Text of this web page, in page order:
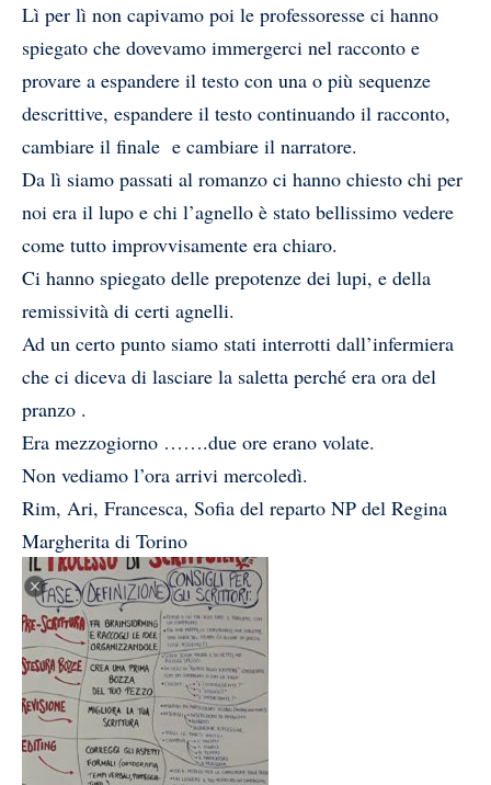
Lì per lì non capivamo poi le professoresse ci hanno
spiegato che dovevamo immergerci nel racconto e
provare a espandere il testo con una o più sequenze
descrittive, espandere il testo continuando il racconto,
cambiare il finale e cambiare il narratore.
Da lì siamo passati al romanzo ci hanno chiesto chi per
noi era il lupo e chi l’agnello è stato bellissimo vedere
come tutto improvvisamente era chiaro.
Ci hanno spiegato delle prepotenze dei lupi, e della
remissività di certi agnelli.
Ad un certo punto siamo stati interrotti dall’infermiera
che ci diceva di lasciare la saletta perché era ora del
pranzo .
Era mezzogiorno …….due ore erano volate.
Non vediamo l’ora arrivi mercoledì.
Rim, Ari, Francesca, Sofia del reparto NP del Regina
Margherita di Torino